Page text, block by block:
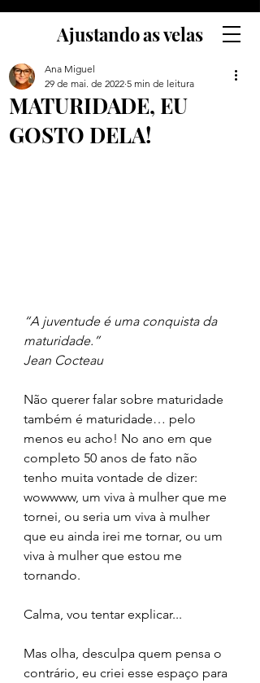
Ajustando as velas
MATURIDADE, EU
GOSTO DELA!
Ana Miguel
29 de mai. de 2022 5 min de leitura
“A juventude é uma conquista da
maturidade.”
Jean Cocteau
Não querer falar sobre maturidade
também é maturidade… pelo
menos eu acho! No ano em que
completo 50 anos de fato não
tenho muita vontade de dizer:
wowwww, um viva à mulher que me
tornei, ou seria um viva à mulher
que eu ainda irei me tornar, ou um
viva à mulher que estou me
tornando.
Calma, vou tentar explicar...
Mas olha, desculpa quem pensa o
contrário, eu criei esse espaço para